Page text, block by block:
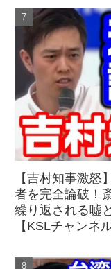
【吉村知事激怒
者を完全論破！
繰り返される嘘
【KSLチャンネル